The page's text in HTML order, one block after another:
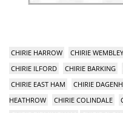
CHIRIE HARROW CHIRIE WEMBLEY
CHIRIE ILFORD
CHIRIE BARKING
CHIRIE EAST HAM
CHIRIE
HEATHROW
CHIRIE COLINDALE